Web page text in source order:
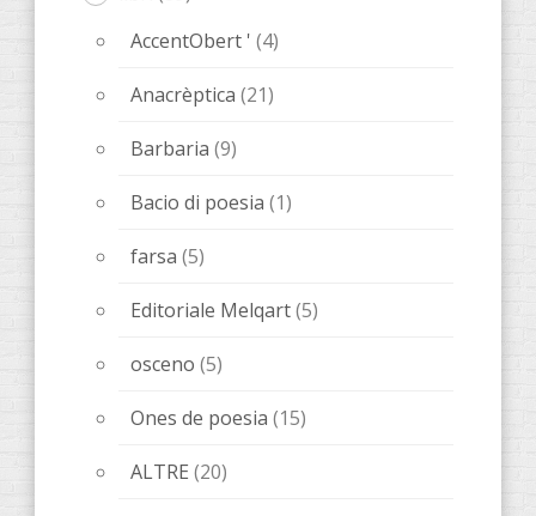
ALTRE(20)
notebook ARTISTA
nuove pubblicazioni
Senza categoria
Biglietti(1)